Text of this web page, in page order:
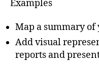
Examples
Map a summary
Add visual
reports and